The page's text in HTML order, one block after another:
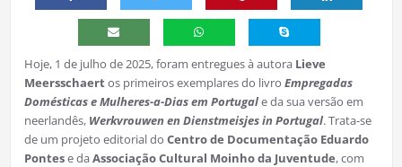
Hoje, 1 de julho de 2025, foram entregues à autora Lieve
Meersschaertos primeiros exemplares do livro Empregadas
Domésticas e Mulheres-a-Dias em Portugale da sua versão em
neerlandês, Werkvrouwen en Dienstmeisjes in Portugal. Trata-se
de um projeto editorial do Centro de Documentação Eduardo
Pontese daAssociação Cultural Moinho da Juventude, com